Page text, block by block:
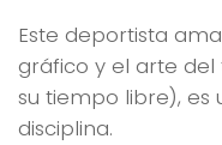
Este deportista
gráfico y el arte del
su tiempo libre), es
disciplina.